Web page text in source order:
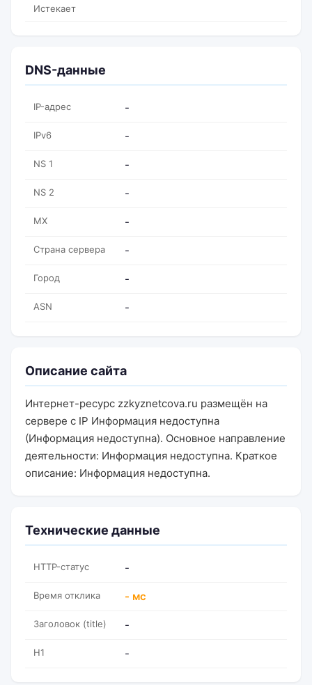
Истекает
DNS-данные
IP-адрес -
IPv6 -
NS 1 -
NS 2 -
MX -
Страна сервера -
Город -
ASN -
Описание сайта
Интернет-ресурс zzkyznetcova.ru размещён на
сервере с IP Информация недоступна
(Информация недоступна). Основное направление
деятельности: Информация недоступна. Краткое
описание: Информация недоступна.
Технические данные
HTTP-статус -
Время отклика - мс
Заголовок (title) -
H1 -